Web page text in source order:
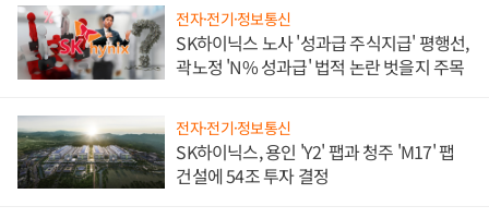
전자·전기·정보통신
SK하이닉스 노사 '성과급 주식지급' 평행선,
곽노정 'N% 성과급' 법적 논란 벗을지 주목
전자·전기·정보통신
SK하이닉스, 용인 'Y2' 팹과 청주 'M17' 팹
건설에 54조 투자 결정